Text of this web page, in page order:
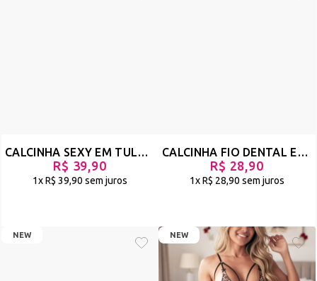
CALCINHA SEXY EM TULE COM FITA DE CETIM PARA AMARRAR NO BUMBUM - SOLTINHA - PINK - REF 3067
R$ 39,90
1xR$ 39,90 sem juros
CALCINHA FIO DENTAL EM RENDA ANIMAL PRINT E TULE - SENSATA - PINK NEON - REF 3031
R$ 28,90
1xR$ 28,90 sem juros
NEW NEW